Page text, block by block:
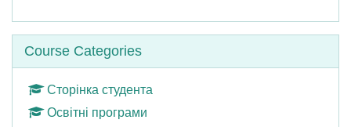
Skip Course categories
Course Categories
Сторінка студента
Освітні програми